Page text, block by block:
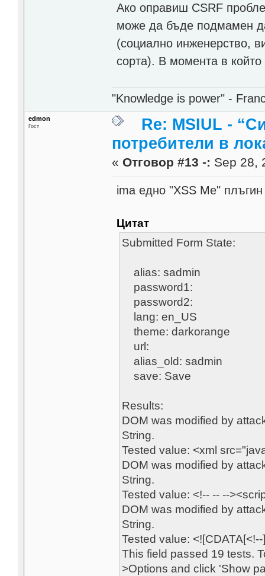
Ако оправиш CSRF
може да бъде подмамен
(социално инженерство,
сорта). В момента в
"Knowledge is power" -
edmon
Гост
Re: MSIUL -
потребители в
« Отговор #13 -: Sep 28,
ima едно "XSS Me"
Цитат
Submitted Form State:
alias: sadmin
password1:
password2:
lang: en_US
theme: darkorange
url:
alias_old: sadmin
save: Save
Results:
DOM was modified by
String.
Tested value: <xml
DOM was modified by
String.
Tested value: <!-- -- --
DOM was modified by
String.
Tested value:
This field passed 19 tests.
>Options and click 'Show